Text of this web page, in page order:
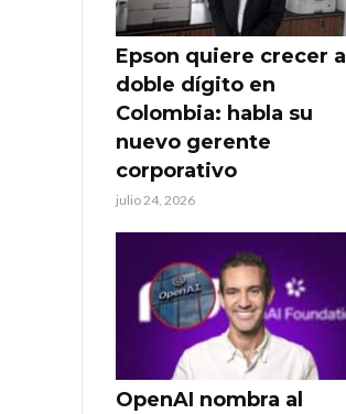
Epson quiere crecer a
doble dígito en
Colombia: habla su
nuevo gerente
corporativo
julio 24, 2026
OpenAI nombra al